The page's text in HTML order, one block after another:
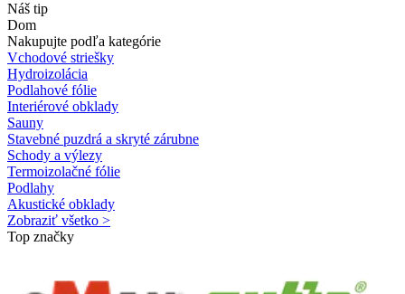
Náš tip
Dom
Nakupujte podľa kategórie
Vchodové striešky
Hydroizolácia
Podlahové fólie
Interiérové obklady
Sauny
Stavebné puzdrá a skryté zárubne
Schody a výlezy
Termoizolačné fólie
Podlahy
Akustické obklady
Zobraziť všetko >
Top značky